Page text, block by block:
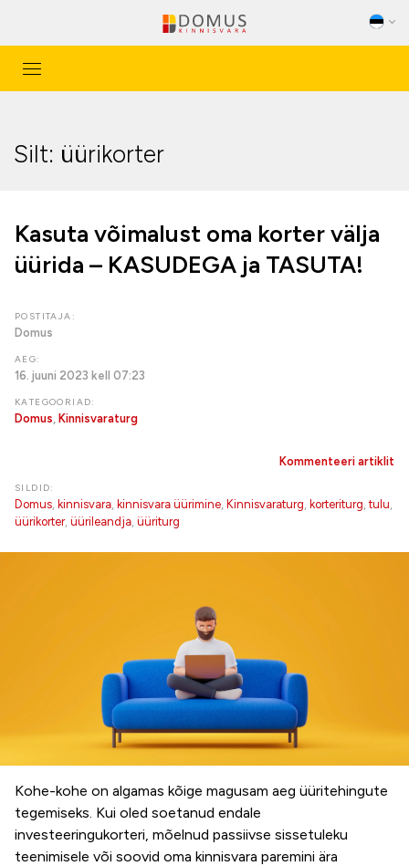
ETTEVÕTTEST
UUSARENDUSED
Silt: üürikorter
Kasuta võimalust oma korter välja
üürida – KASUDEGA ja TASUTA!
POSTITAJA:
Domus
AEG:
16. juuni 2023 kell 07:23
KATEGOORIAD:
Domus, Kinnisvaraturg
Kommenteeri artiklit
SILDID:
Domus, kinnisvara, kinnisvara üürimine, Kinnisvaraturg, korteriturg,tulu,
üürikorter, üürileandja, üüriturg
Kohe-kohe on algamas kõige magusam aeg üüritehingute
tegemiseks. Kui oled soetanud endale
investeeringukorteri, mõelnud passiivse sissetuleku
teenimisele või soovid oma kinnisvara paremini ära